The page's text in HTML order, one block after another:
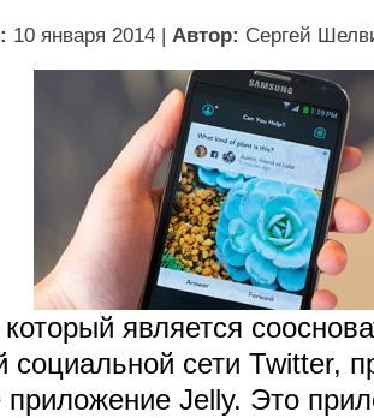
10 января 2014 | Автор: Сергей
является
социальной сети Twitter,
Jelly. Это